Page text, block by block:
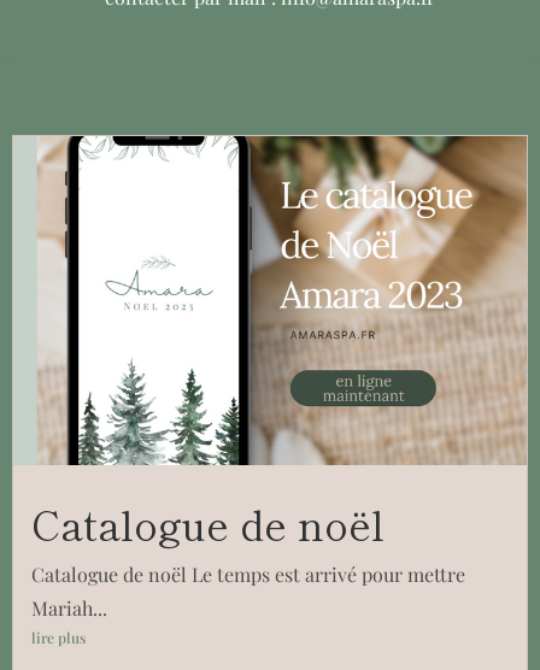
Catalogue de noël
Catalogue de noël Le temps est arrivé pour mettre
Mariah...
lire plus